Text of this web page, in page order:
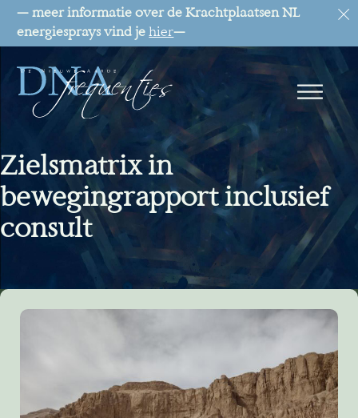
— meer informatie over de Krachtplaatsen NL
energiesprays vind jehier—
Zielsmatrix in
bewegingrapport inclusief
consult